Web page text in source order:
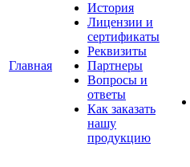
Главная
История
Лицензии и
сертификаты
Реквизиты
Партнеры
Вопросы и
ответы
Как заказать
нашу
продукцию